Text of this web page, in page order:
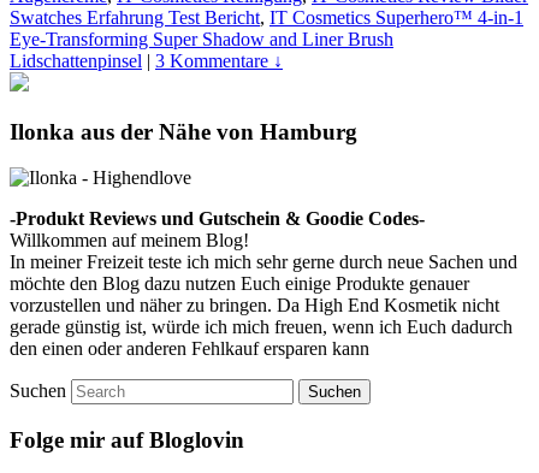
Swatches Erfahrung Test Bericht, IT Cosmetics Superhero™ 4-in-1
Eye-Transforming Super Shadow and Liner Brush
Lidschattenpinsel | 3 Kommentare ↓
Ilonka aus der Nähe von Hamburg
-Produkt Reviews und Gutschein & Goodie Codes-
Willkommen auf meinem Blog!
In meiner Freizeit teste ich mich sehr gerne durch neue Sachen und
möchte den Blog dazu nutzen Euch einige Produkte genauer
vorzustellen und näher zu bringen. Da High End Kosmetik nicht
gerade günstig ist, würde ich mich freuen, wenn ich Euch dadurch
den einen oder anderen Fehlkauf ersparen kann
Suchen
Folge mir auf Bloglovin